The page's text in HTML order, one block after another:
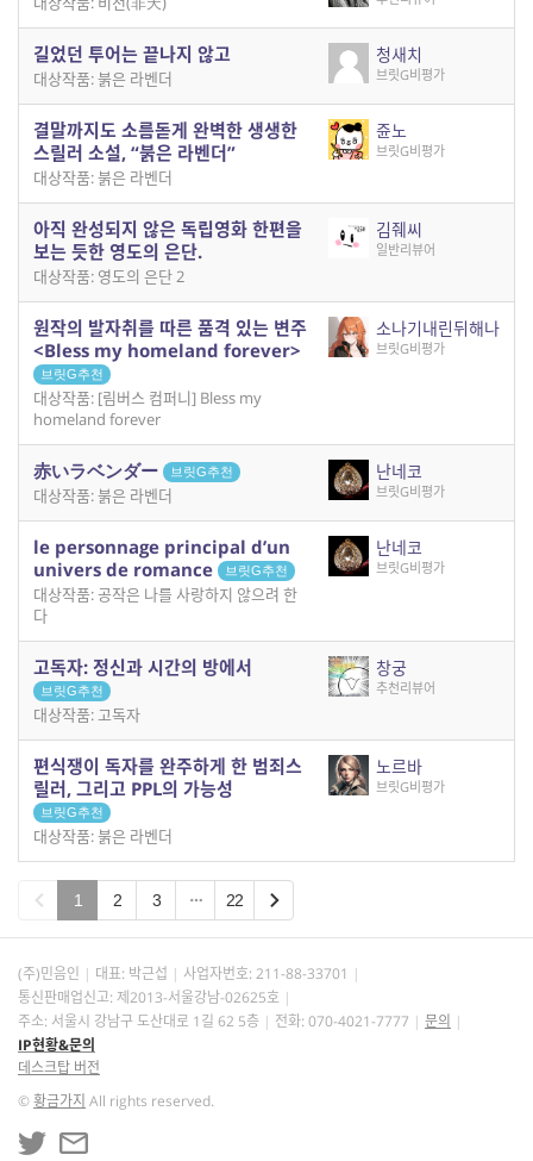
길었던 투어는 끝나지 않고
대상작품: 붉은 라벤더
청새치
브릿G비평가
결말까지도 소름돋게 완벽한 생생한
스릴러 소설, “붉은 라벤더”
대상작품: 붉은 라벤더
쥰노
브릿G비평가
아직 완성되지 않은 독립영화 한편을
보는 듯한 영도의 은단.
대상작품: 영도의 은단 2
김줴씨
일반리뷰어
원작의 발자취를 따른 품격 있는 변주
<Bless my homeland forever>
브릿G추천
대상작품: [림버스 컴퍼니] Bless my
homeland forever
소나기내린뒤해나
브릿G비평가
赤いラベンダー 브릿G추천
대상작품: 붉은 라벤더
난네코
브릿G비평가
le personnage principal d’un
univers de romance
브릿G추천
대상작품: 공작은 나를 사랑하지 않으려 한
다
난네코
브릿G비평가
고독자: 정신과 시간의 방에서
브릿G추천
대상작품: 고독자
창궁
추천리뷰어
편식쟁이 독자를 완주하게 한 범죄스
릴러, 그리고 PPL의 가능성
브릿G추천
대상작품: 붉은 라벤더
노르바
브릿G비평가
1 2 3 22
(주)민음인 대표: 박근섭 사업자번호: 211-88-33701
통신판매업신고: 제2013-서울강남-02625호
주소: 서울시 강남구 도산대로 1길 62 5층
전화: 070-4021-7777
문의
IP현황&문의
데스크탑 버전
©황금가지 All rights reserved.